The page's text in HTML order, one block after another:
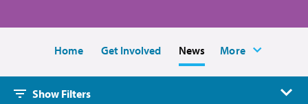
Home Get Involved News More
Show Filters